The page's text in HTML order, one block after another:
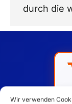
Wir verwenden
durch die